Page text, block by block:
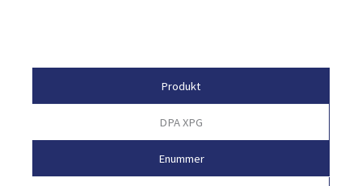
Produkt
DPA XPG
Enummer